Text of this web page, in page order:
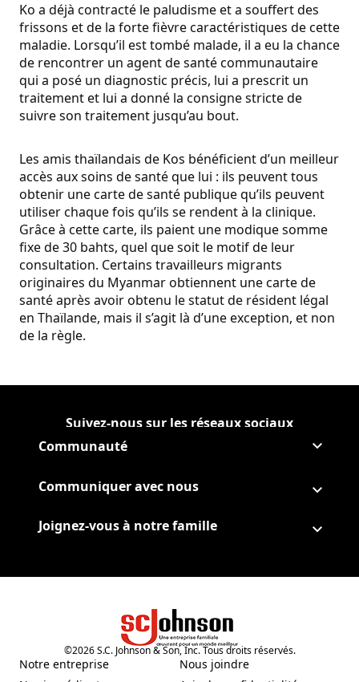
Ko a déjà contracté le paludisme et a souffert des
frissons et de la forte fièvre caractéristiques de cette
maladie. Lorsqu’il est tombé malade, il a eu la chance
de rencontrer un agent de santé communautaire
qui a posé un diagnostic précis, lui a prescrit un
traitement et lui a donné la consigne stricte de
suivre son traitement jusqu’au bout.
Les amis thaïlandais de Kos bénéficient d’un meilleur
accès aux soins de santé que lui : ils peuvent tous
obtenir une carte de santé publique qu’ils peuvent
utiliser chaque fois qu’ils se rendent à la clinique.
Grâce à cette carte, ils paient une modique somme
fixe de 30 bahts, quel que soit le motif de leur
consultation. Certains travailleurs migrants
originaires du Myanmar obtiennent une carte de
santé après avoir obtenu le statut de résident légal
en Thaïlande, mais il s’agit là d’une exception, et non
de la règle.
Suivez-nous sur les réseaux sociaux
Suivre Corporate sur
(Opens in a new tab)
Suivre Corporate sur
(Opens in a new tab)
Suivre Corporate sur
(Opens in a new tab)
Suivre Corporate sur
(Opens in a new tab)
Communauté
Communiquer avec nous
Joignez-vous à notre famille
©2026S.C. Johnson & Son, Inc. Tous droits réservés.
Notre entreprise
Nous joindre
(Opens in a new tab)